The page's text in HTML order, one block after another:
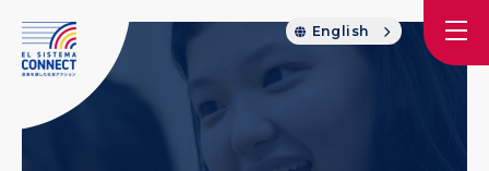
English